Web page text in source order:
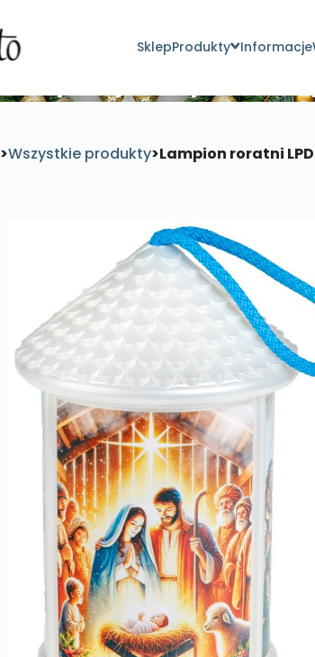
SklepProdukty Informacje
>Wszystkie produkty>Lampion roratni